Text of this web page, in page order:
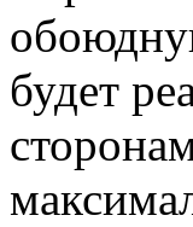
будет